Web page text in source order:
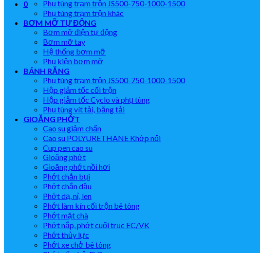
0
Phụ tùng trạm trộn JS500-750-1000-1500
Phụ tùng trạm trộn khác
BƠM MỠ TỰ ĐỘNG
Bơm mỡ điện tự động
Bơm mỡ tay
Hệ thống bơm mỡ
Phụ kiện bơm mỡ
BÁNH RĂNG
Phụ tùng trạm trộn JS500-750-1000-1500
Hộp giảm tốc cối trộn
Hộp giảm tốc Cyclo và phụ tùng
Phụ tùng vít tải, băng tải
GIOĂNG PHỚT
Cao su giảm chấn
Cao su POLYURETHANE Khớp nối
Cup pen cao su
Gioăng phớt
Gioăng phớt nồi hơi
Phớt chắn bụi
Phớt chắn dầu
Phớt dạ, nỉ, len
Phớt làm kín cối trộn bê tông
Phớt mặt chà
Phớt nắp, phớt cuối trục EC/VK
Phớt thủy lực
Phớt xe chở bê tông